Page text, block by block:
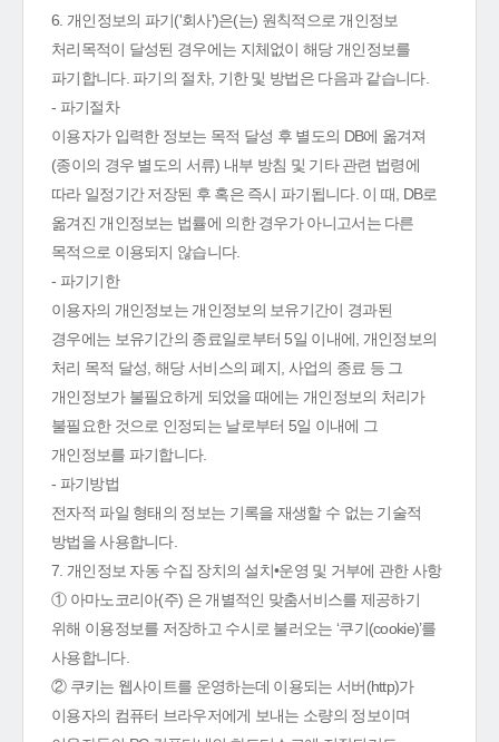
6. 개인정보의 파기('회사')은(는) 원칙적으로 개인정보
처리목적이 달성된 경우에는 지체없이 해당 개인정보를
파기합니다. 파기의 절차, 기한 및 방법은 다음과 같습니다.
- 파기절차
이용자가 입력한 정보는 목적 달성 후 별도의 DB에 옮겨져
(종이의 경우 별도의 서류) 내부 방침 및 기타 관련 법령에
따라 일정기간 저장된 후 혹은 즉시 파기됩니다. 이 때, DB로
옮겨진 개인정보는 법률에 의한 경우가 아니고서는 다른
목적으로 이용되지 않습니다.
- 파기기한
이용자의 개인정보는 개인정보의 보유기간이 경과된
경우에는 보유기간의 종료일로부터 5일 이내에, 개인정보의
처리 목적 달성, 해당 서비스의 폐지, 사업의 종료 등 그
개인정보가 불필요하게 되었을 때에는 개인정보의 처리가
불필요한 것으로 인정되는 날로부터 5일 이내에 그
개인정보를 파기합니다.
- 파기방법
전자적 파일 형태의 정보는 기록을 재생할 수 없는 기술적
방법을 사용합니다.
7. 개인정보 자동 수집 장치의 설치•운영 및 거부에 관한 사항
① 아마노코리아(주) 은 개별적인 맞춤서비스를 제공하기
위해 이용정보를 저장하고 수시로 불러오는 ‘쿠기(cookie)’를
사용합니다.
② 쿠키는 웹사이트를 운영하는데 이용되는 서버(http)가
이용자의 컴퓨터 브라우저에게 보내는 소량의 정보이며